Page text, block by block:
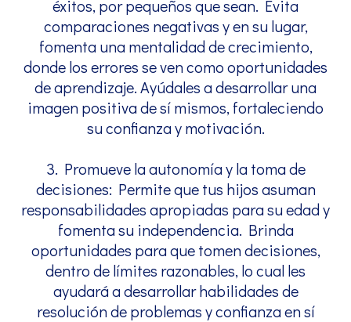
éxitos, por pequeños que sean. Evita
comparaciones negativas y en su lugar,
fomenta una mentalidad de crecimiento,
donde los errores se ven como oportunidades
de aprendizaje. Ayúdales a desarrollar una
imagen positiva de sí mismos, fortaleciendo
su confianza y motivación.
3. Promueve la autonomía y la toma de
decisiones: Permite que tus hijos asuman
responsabilidades apropiadas para su edad y
fomenta su independencia. Brinda
oportunidades para que tomen decisiones,
dentro de límites razonables, lo cual les
ayudará a desarrollar habilidades de
resolución de problemas y confianza en sí